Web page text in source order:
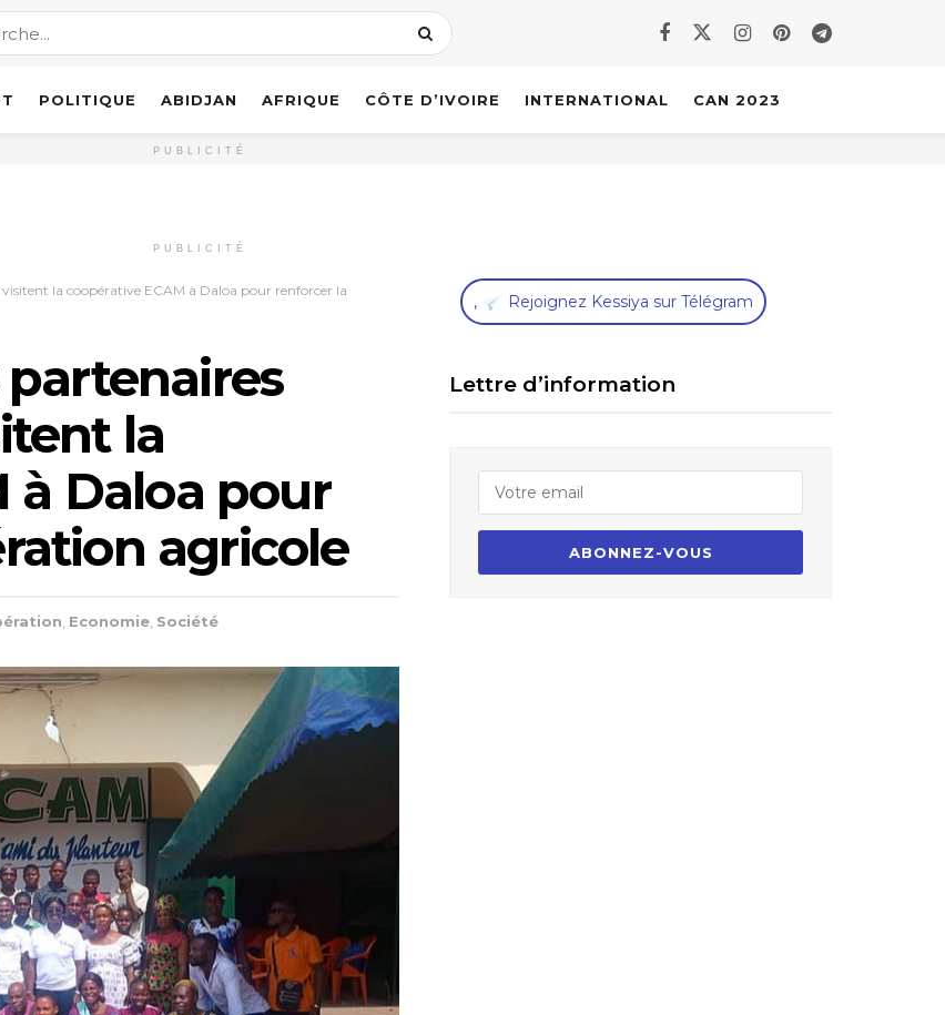
POLITIQUE ABIDJAN AFRIQUE CÔTE D’IVOIRE INTERNATIONAL CAN 2023
PUBLICITÉ
PUBLICITÉ
la coopérative ECAM à Daloa pour renforcer la
partenaires
la
à Daloa pour
agricole
Economie Société
, Rejoignez Kessiya sur Télégram
Lettre d’information